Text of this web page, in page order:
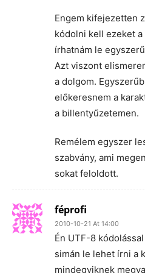
Engem kifejezetten
kódolni kell ezeket
írhatnám le
Azt viszont
a dolgom.
előkeresnem a
a billentyűzetemen.
Remélem egyszer
szabvány, ami
sokat feloldott.
féprofi
2010-10-21 At 14:00
Én UTF-8
simán le lehet írni a
mindegyiknek